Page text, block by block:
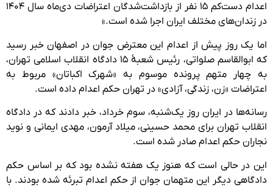
اعدام دست‌کم ۱۵ نفر از بازداشت‌شدگان اعتراضات دی‌ماه سال ۱۴۰۴
در زندان‌های مختلف ایران اجرا شده است.»
اما یک روز پیش از اعدام این معترض جوان در اصفهان خبر رسید
که ابوالقاسم صلواتی، رئیس شعبهٔ ۱۵ دادگاه انقلاب اسلامی تهران،
به چهار متهم پرونده موسوم به «شهرک اکباتان» مربوط به
اعتراضات «زن، زندگی، آزادی» در تهران حکم اعدام داده است.
رسانه‌ها در ایران روز یک‌شنبه، سوم خرداد، خبر دادند که در دادگاه
انقلاب تهران برای محمد حسینی، میلاد آرمون، مهدی ایمانی و نوید
نجاران حکم اعدام صادر شده است.
این در حالی است که هنوز یک هفته نشده بود که بر اساس حکم
دادگاهی دیگر این متهمان جوان از حکم اعدام تبرئه شده بودند. با